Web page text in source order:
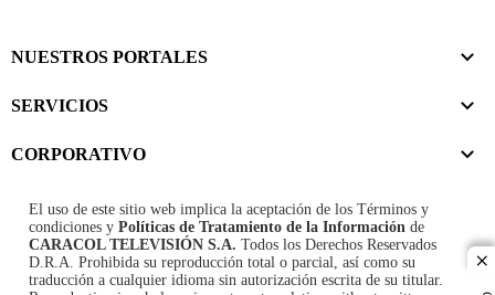
NUESTROS PORTALES
SERVICIOS
CORPORATIVO
El uso de este sitio web implica la aceptación de los Términos y
condiciones y Políticas de Tratamiento de la Información de
CARACOL TELEVISIÓN S.A. Todos los Derechos Reservados
D.R.A. Prohibida su reproducción total o parcial, así como su
traducción a cualquier idioma sin autorización escrita de su titular.